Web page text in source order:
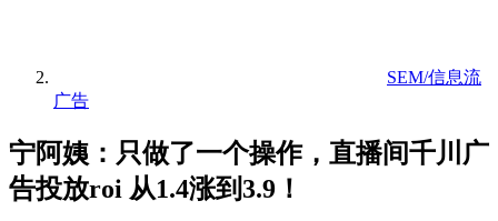
SEM/信息流
广告
宁阿姨：只做了一个操作，直播间千川广
告投放roi 从1.4涨到3.9！